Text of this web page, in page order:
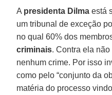
A presidenta Dilma está
um tribunal de exceção
no qual 60% dos
criminais. Contra ela
nenhum crime. Por isso
como pelo “conjunto da
matéria do processo